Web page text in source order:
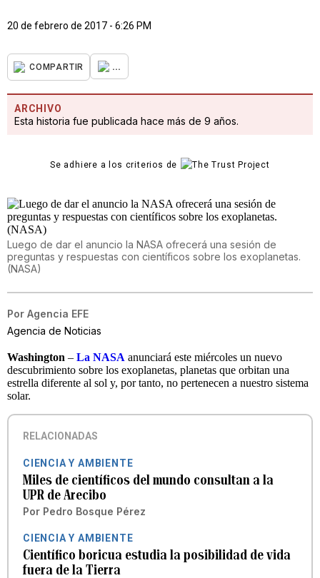
20 de febrero de 2017 - 6:26 PM
COMPARTIR ...
ARCHIVO
Esta historia fue publicada hace más de 9 años.
Se adhiere a los criterios de
Luego de dar el anuncio la NASA ofrecerá una sesión de
preguntas y respuestas con científicos sobre los exoplanetas.
(NASA)
Por Agencia EFE
Agencia de Noticias
Washington – La NASA anunciará este miércoles un nuevo
descubrimiento sobre los exoplanetas, planetas que orbitan una
estrella diferente al sol y, por tanto, no pertenecen a nuestro sistema
solar.
RELACIONADAS
CIENCIA Y AMBIENTE
Miles de científicos del mundo consultan a la
UPR de Arecibo
Por Pedro Bosque Pérez
CIENCIA Y AMBIENTE
Científico boricua estudia la posibilidad de vida
fuera de la Tierra